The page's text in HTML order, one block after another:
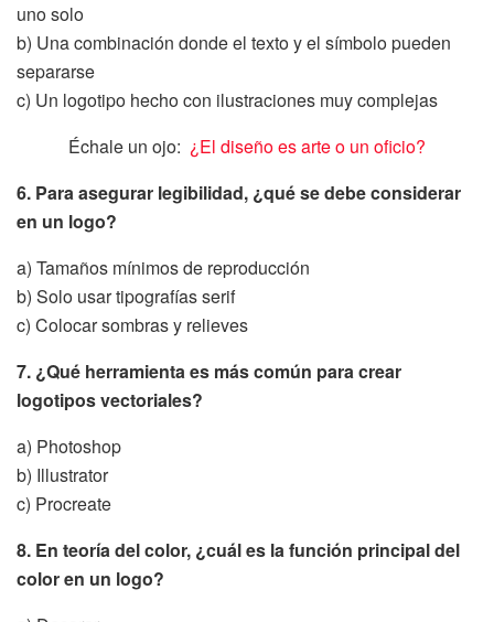
uno solo
b) Una combinación donde el texto y el símbolo pueden
separarse
c) Un logotipo hecho con ilustraciones muy complejas
Échale un ojo: ¿El diseño es arte o un oficio?
6. Para asegurar legibilidad, ¿qué se debe considerar
en un logo?
a) Tamaños mínimos de reproducción
b) Solo usar tipografías serif
c) Colocar sombras y relieves
7. ¿Qué herramienta es más común para crear
logotipos vectoriales?
a) Photoshop
b) Illustrator
c) Procreate
8. En teoría del color, ¿cuál es la función principal del
color en un logo?